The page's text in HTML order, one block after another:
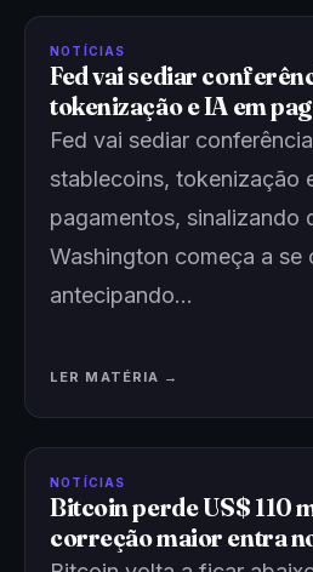
NOTÍCIAS
Fed vai sediar
tokenização e IA em
Fed vai sediar
stablecoins, tokenização
pagamentos, sinalizando
Washington começa a se
antecipando…
LER MATÉRIA →
NOTÍCIAS
Bitcoin perde US$ 110
correção maior entra